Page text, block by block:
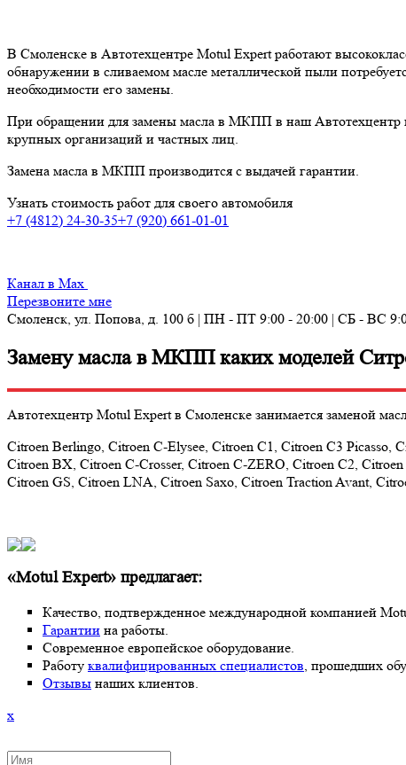
В Смоленске в Автотехцентре Motul Expert работают
обнаружении в сливаемом масле металлической пыли
необходимости его замены.
При обращении для замены масла в МКПП в наш Автотехцентр
крупных организаций и частных лиц.
Замена масла в МКПП производится с выдачей гарантии.
Узнать стоимость работ для своего автомобиля
+7 (4812) 24-30-35+7 (920) 661-01-01
Канал в Max
Перезвоните мне
Смоленск, ул. Попова, д. 100 б | ПН - ПТ 9:00 - 20:00 | СБ - ВС
Замену масла в МКПП каких моделей
Автотехцентр Motul Expert в Смоленске занимается заменой
Citroen Berlingo, Citroen C-Elysee, Citroen C1, Citroen C3 Picasso,
Citroen BX, Citroen C-Crosser, Citroen C-ZERO, Citroen C2,
Citroen GS, Citroen LNA, Citroen Saxo, Citroen Traction Avant,
«Motul Expert» предлагает:
Качество, подтвержденное международной компанией
Гарантии на работы.
Современное европейское оборудование.
Работу квалифицированных специалистов, прошедших
Отзывы наших клиентов.
x